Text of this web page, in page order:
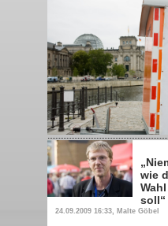
wie
soll“
24.09.2009 16:33, Malte Göbel